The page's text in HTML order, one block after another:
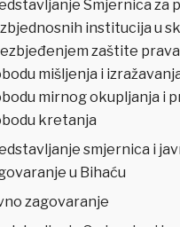
Smjernica za
institucija u
zaštite
mišljenja i
mirnog okupljanja i
kretanja
smjernica i
u Bihaću
zagovaranje